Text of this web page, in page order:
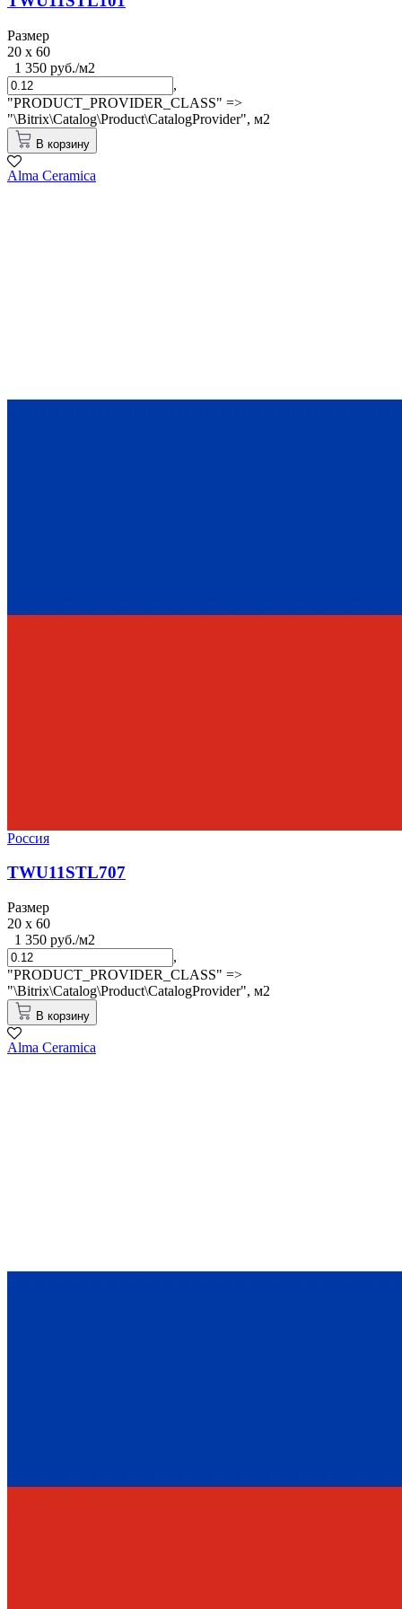
Размер
20 x 60
1 350 руб./м2
,
"PRODUCT_PROVIDER_CLASS" =>
"\Bitrix\Catalog\Product\CatalogProvider", м2
В корзину
Alma Ceramica
Россия
TWU11STL707
Размер
20 x 60
1 350 руб./м2
,
"PRODUCT_PROVIDER_CLASS" =>
"\Bitrix\Catalog\Product\CatalogProvider", м2
В корзину
Alma Ceramica